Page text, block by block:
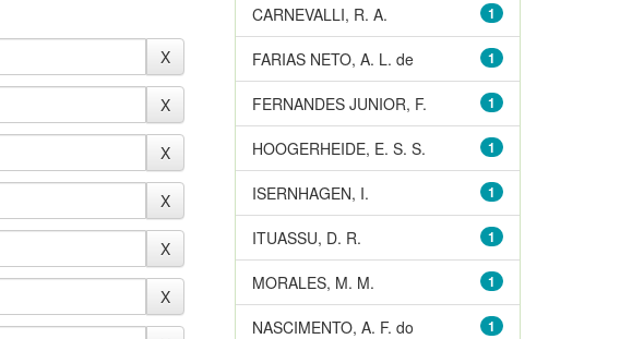
1
CARNEVALLI, R. A.
1
FARIAS NETO, A. L. de
1
FERNANDES JUNIOR, F.
1
HOOGERHEIDE, E. S. S.
1
ISERNHAGEN, I.
1
ITUASSU, D. R.
1
MORALES, M. M.
1
NASCIMENTO, A. F. do